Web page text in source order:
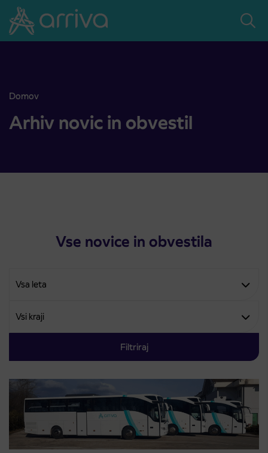
Skoči na vsebino
Domov
Odstranitev popolne zapore ceste v naselju Lokavec, občina Sv.
Arhiv novic in obvestil
Vse novice in obvestila
Filtriraj